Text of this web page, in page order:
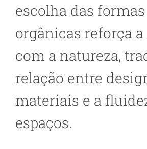
escolha das formas
orgânicas reforça
com a natureza,
relação entre
materiais e a
espaços.